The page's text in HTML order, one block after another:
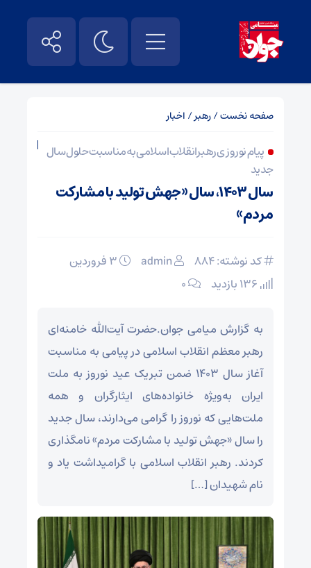
صفحه نخست/رهبر/ اخبار
پیام نوروزی رهبر انقلاب اسلامی به مناسبت حلول سال
جدید
سال ۱۴۰۳، سال «جهش تولید با مشارکت
مردم»
کد نوشته: 884 admin
۰
به گزارش میامی جوان.حضرت آیت‌الله خامنه‌ای
رهبر معظم انقلاب اسلامی در پیامی به مناسبت
آغاز سال ۱۴۰۳ ضمن تبریک عید نوروز به ملت
ایران به‌ویژه خانواده‌های ایثارگران و همه
ملت‌هایی که نوروز را گرامی می‌دارند، سال جدید
را سال «جهش تولید با مشارکت مردم» نامگذاری
کردند. رهبر انقلاب اسلامی با گرامیداشت یاد و
نام شهیدان […]